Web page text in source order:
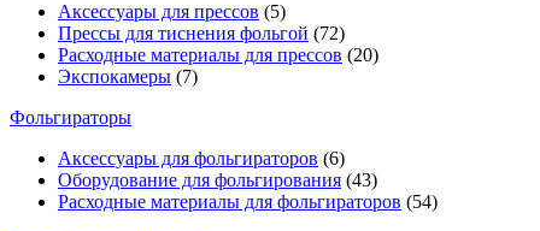
Аксессуары для прессов (5)
Прессы для тиснения фольгой (72)
Расходные материалы для прессов (20)
Экспокамеры (7)
Фольгираторы
Аксессуары для фольгираторов (6)
Оборудование для фольгирования (43)
Расходные материалы для фольгираторов (54)